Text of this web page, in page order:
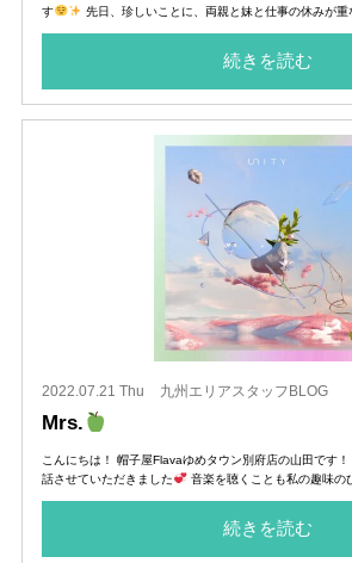
す
先日、珍しいことに、両親と妹と仕事の休みが重
続きを読む
2022.07.21 Thu 九州エリアスタッフBLOG
Mrs.
こんにちは！ 帽子屋Flavaゆめタウン別府店の山田です
話させていただきました
音楽を聴くことも私の趣味の
続きを読む